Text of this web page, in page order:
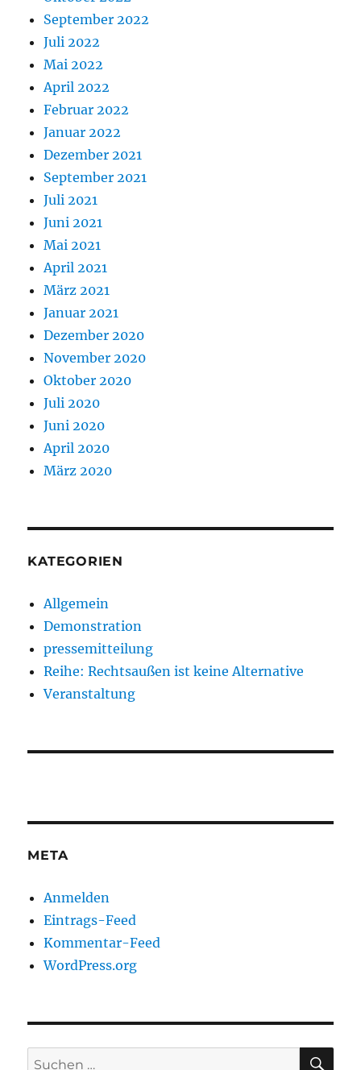
September 2022
Juli 2022
Mai 2022
April 2022
Februar 2022
Januar 2022
Dezember 2021
September 2021
Juli 2021
Juni 2021
Mai 2021
April 2021
März 2021
Januar 2021
Dezember 2020
November 2020
Oktober 2020
Juli 2020
Juni 2020
April 2020
März 2020
KATEGORIEN
Allgemein
Demonstration
pressemitteilung
Reihe: Rechtsaußen ist keine Alternative
Veranstaltung
META
Anmelden
Eintrags-Feed
Kommentar-Feed
WordPress.org
Suchen